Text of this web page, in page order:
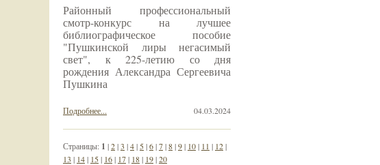
Районный профессиональный
смотр-конкурс на лучшее
библиографическое пособие
"Пушкинской лиры негасимый
свет", к 225-летию со дня
рождения Александра Сергеевича
Пушкина
04.03.2024
Подробнее...
Страницы: 1 |2|3 |4| 5|6|7|8|9| 10| 11 | 12|
13 | 14| 15| 16| 17| 18| 19|20